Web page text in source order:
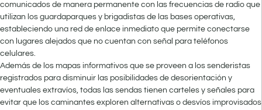
comunicados de manera permanente con las frecuencias de radio que
utilizan los guardaparques y brigadistas de las bases operativas,
estableciendo una red de enlace inmediato que permite conectarse
con lugares alejados que no cuentan con señal para teléfonos
celulares.
Además de los mapas informativos que se proveen a los senderistas
registrados para disminuir las posibilidades de desorientación y
eventuales extravíos, todas las sendas tienen carteles y señales para
evitar que los caminantes exploren alternativas o desvíos improvisados